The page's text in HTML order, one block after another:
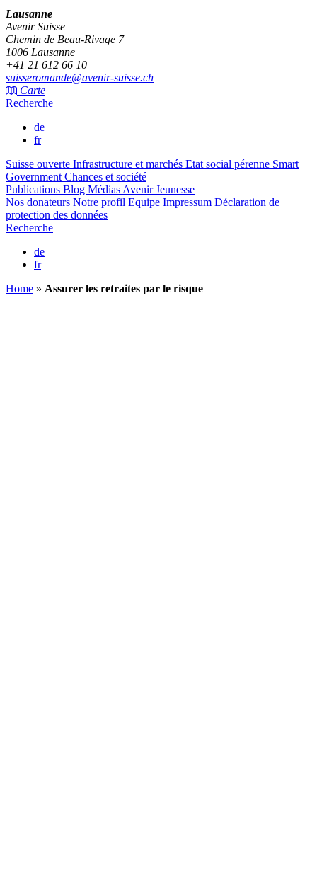
Lausanne
Avenir Suisse
Chemin de Beau-Rivage 7
1006 Lausanne
+41 21 612 66 10
suisseromande@avenir-suisse.ch
Carte
Recherche
de
fr
Suisse ouverte Infrastructure et marchés Etat social pérenne Smart
Government Chances et société
Publications Blog Médias Avenir Jeunesse
Nos donateurs Notre profil Equipe Impressum Déclaration de
protection des données
Recherche
de
fr
Home » Assurer les retraites par le risque